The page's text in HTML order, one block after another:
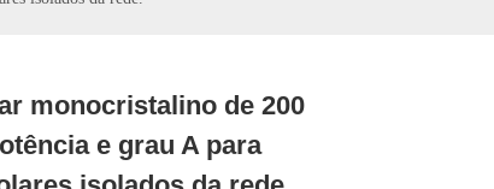
monocristalino de 200
e grau A para